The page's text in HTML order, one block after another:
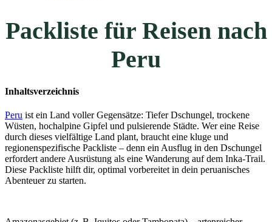
Packliste für Reisen nach
Peru
Inhaltsverzeichnis
Peru ist ein Land voller Gegensätze: Tiefer Dschungel, trockene
Wüsten, hochalpine Gipfel und pulsierende Städte. Wer eine Reise
durch dieses vielfältige Land plant, braucht eine kluge und
regionenspezifische Packliste – denn ein Ausflug in den Dschungel
erfordert andere Ausrüstung als eine Wanderung auf dem Inka-Trail.
Diese Packliste hilft dir, optimal vorbereitet in dein peruanisches
Abenteuer zu starten.